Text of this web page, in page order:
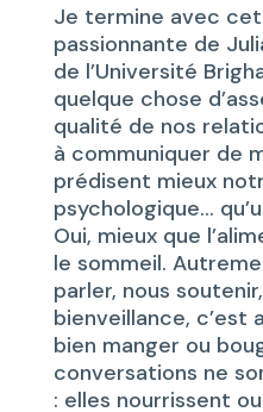
Je termine avec
passionnante de
de l’Université
quelque chose
qualité de nos
à communiquer de
prédisent mieux
psychologique…
Oui, mieux que
le sommeil.
parler, nous
bienveillance, c’est
bien manger ou
conversations ne
: elles nourrissent